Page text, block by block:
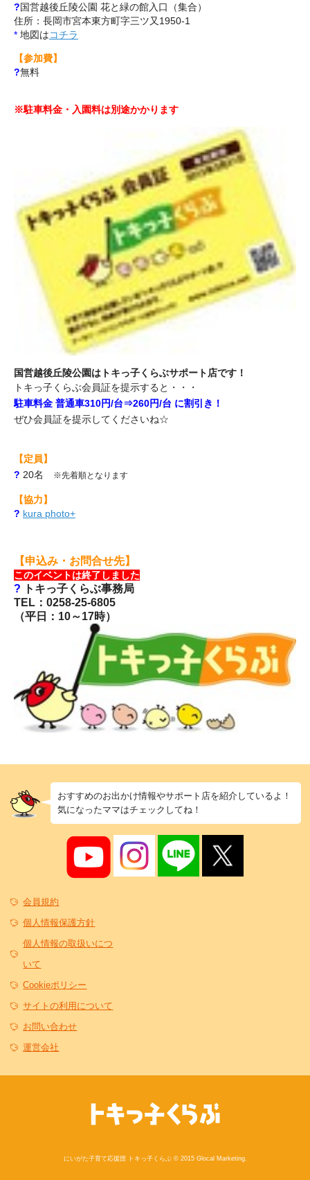
?国営越後丘陵公園 花と緑の館入口（集合）
住所：長岡市宮本東方町字三ツ又1950-1
* 地図はコチラ
【参加費】
?無料
※駐車料金・入園料は別途かかります
国営越後丘陵公園はトキっ子くらぶサポート店です！
トキっ子くらぶ会員証を提示すると・・・
駐車料金 普通車310円/台⇒260円/台 に割引き！
ぜひ会員証を提示してくださいね☆
【定員】
? 20名 ※先着順となります
【協力】
? kura photo+
【申込み・お問合せ先】
このイベントは終了しました
? トキっ子くらぶ事務局
TEL：0258-25-6805
（平日：10～17時）
おすすめのお出かけ情報やサポート店を紹介しているよ！
気になったママはチェックしてね！
会員規約
個人情報保護方針
個人情報の取扱いにつ
いて
Cookieポリシー
サイトの利用について
お問い合わせ
運営会社
にいがた子育て応援団 トキっ子くらぶ © 2015 Glocal Marketing.